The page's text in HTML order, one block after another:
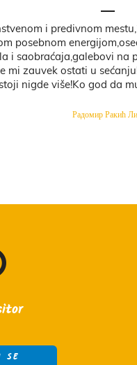
sa Zlarinom...kao da
Darinka Kruljac
SE